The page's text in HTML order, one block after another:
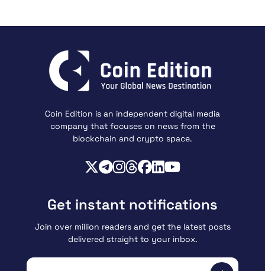
Coin Edition is an independent digital media
company that focuses on news from the
blockchain and crypto space.
Get instant notifications
Join over million readers and get the latest posts
delivered straight to your inbox.